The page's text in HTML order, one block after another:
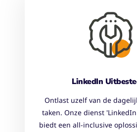
LinkedIn
Ontlast uzelf van de
taken. Onze dienst 'LinkedIn
biedt een all-inclusive